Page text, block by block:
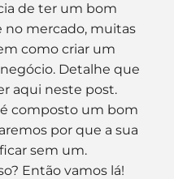
de ter um bom
no mercado, muitas
como criar um
Detalhe que
aqui neste post.
composto um bom
por que a sua
sem um.
Então vamos lá!